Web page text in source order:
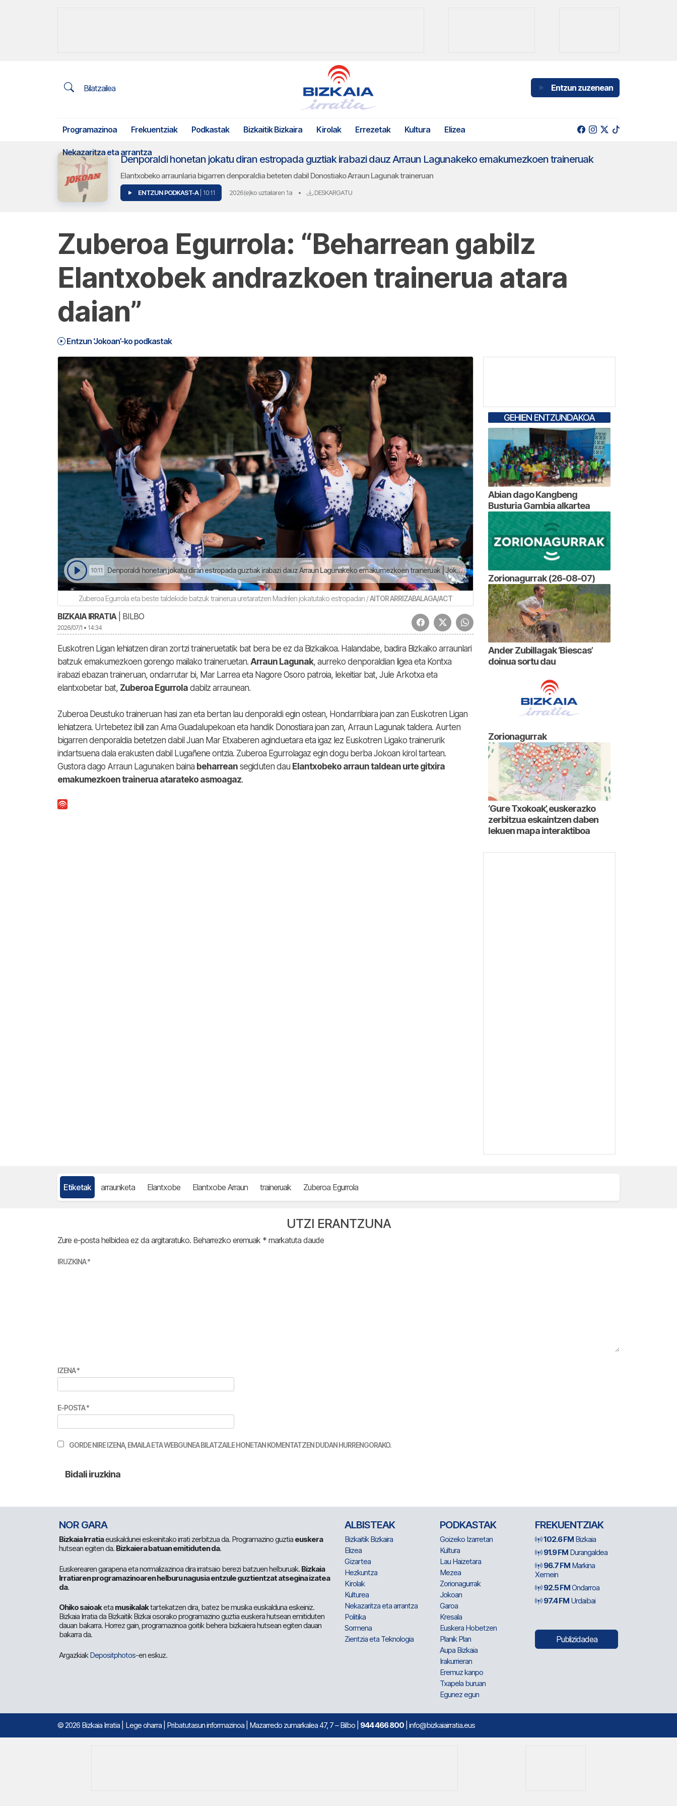
Bilatzailea Entzun zuzenean
Programazinoa Frekuentziak Podkastak Bizkaitik Bizkaira Kirolak Errezetak Kultura Elizea
Nekazaritza eta arrantza
Denporaldi honetan jokatu diran estropada guztiak irabazi dauz Arraun Lagunakeko emakumezkoen traineruak
Elantxobeko arraunlaria bigarren denporaldia beteten dabil Donostiako Arraun Lagunak traineruan
ENTZUN PODKAST-A | 10:11 2026(e)ko uztailaren 1a • DESKARGATU
Zuberoa Egurrola: “Beharrean gabilz
Elantxobek andrazkoen trainerua atara
daian”
Entzun ‘Jokoan’-ko podkastak
10:11 Denporaldi honetan jokatu diran estropada guztiak irabazi dauz Arraun Lagunakeko emakumezkoen traineruak | Jokoan
Zuberoa Egurrola eta beste taldekide batzuk trainerua uretaratzen Madrilen jokatutako estropadan /AITOR ARRIZABALAGA/ACT
BIZKAIA IRRATIA| BILBO
2026/07/1 • 14:34
Euskotren Ligan lehiatzen diran zortzi traineruetatik bat bera be ez da Bizkaikoa. Halandabe, badira Bizkaiko arraunlari
batzuk emakumezkoen gorengo mailako traineruetan. Arraun Lagunak, aurreko denporaldian ligea eta Kontxa
irabazi ebazan traineruan, ondarrutar bi, Mar Larrea eta Nagore Osoro patroia, lekeitiar bat, Jule Arkotxa eta
elantxobetar bat, Zuberoa Egurrola dabilz arraunean.
Zuberoa Deustuko traineruan hasi zan eta bertan lau denporaldi egin ostean, Hondarribiara joan zan Euskotren Ligan
lehiatzera. Urtebetez ibili zan Ama Guadalupekoan eta handik Donostiara joan zan, Arraun Lagunak taldera. Aurten
bigarren denporaldia betetzen dabil Juan Mar Etxaberen aginduetara eta igaz lez Euskotren Ligako trainerurik
indartsuena dala erakusten dabil Lugañene ontzia. Zuberoa Egurrolagaz egin dogu berba Jokoan kirol tartean.
Gustora dago Arraun Lagunaken baina beharrean segiduten dau Elantxobeko arraun taldean urte gitxira
emakumezkoen trainerua atarateko asmoagaz.
GEHIEN ENTZUNDAKOA
Abian dago Kangbeng
Busturia Gambia alkartea
Zorionagurrak (26-08-07)
Ander Zubillagak ‘Biescas’
doinua sortu dau
Zorionagurrak
‘Gure Txokoak’, euskerazko
zerbitzua eskaintzen daben
lekuen mapa interaktiboa
Etiketak arraunketa Elantxobe Elantxobe Arraun traineruak Zuberoa Egurrola
UTZI ERANTZUNA
Zure e-posta helbidea ez da argitaratuko. Beharrezko eremuak * markatuta daude
IRUZKINA*
IZENA*
E-POSTA*
GORDE NIRE IZENA, EMAILA ETA WEBGUNEA BILATZAILE HONETAN KOMENTATZEN DUDAN HURRENGORAKO.
NOR GARA
Bizkaia Irratiaeuskaldunei eskeinitako irrati zerbitzua da. Programazino guztia euskera
hutsean egiten da. Bizkaiera batuan emitiduten da.
Euskerearen garapena eta normalizazinoa dira irratsaio berezi batzuen helburuak. Bizkaia
Irratiaren programazinoaren helburu nagusia entzule guztientzat atsegina izatea
da.
Ohiko saioaketa musikalaktartekatzen dira, batez be musika euskalduna eskeiniz.
Bizkaia Irratia da Bizkaitik Bizkai osorako programazino guztia euskera hutsean emitiduten
dauan bakarra. Horrez gain, programazinoa goitik behera bizkaiera hutsean egiten dauan
bakarra da.
ArgazkiakDepositphotos-en eskuz.
ALBISTEAK
Bizkaitik Bizkaira
Elizea
Gizartea
Hezkuntza
Kirolak
Kulturea
Nekazaritza eta arrantza
Politika
Sormena
Zientzia eta Teknologia
PODKASTAK
Goizeko Izarretan
Kultura
Lau Haizetara
Mezea
Zorionagurrak
Jokoan
Garoa
Kresala
Euskera Hobetzen
Planik Plan
Aupa Bizkaia
Irakurrieran
Eremuz kanpo
Txapela buruan
Egunez egun
FREKUENTZIAK
102.6 FM Bizkaia
91.9 FM Durangaldea
96.7 FM Markina
Xemein
92.5 FMOndarroa
97.4 FM Urdaibai
Publizidadea
© 2026 Bizkaia Irratia Lege oharra Pribatutasun informazinoa | Mazarredo zumarkalea 47, 7 – Bilbo | 944 466 800 | info@bizkaiairratia.eus